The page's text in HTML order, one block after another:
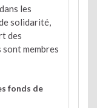
les
solidarité,
des
sont membres
fonds de